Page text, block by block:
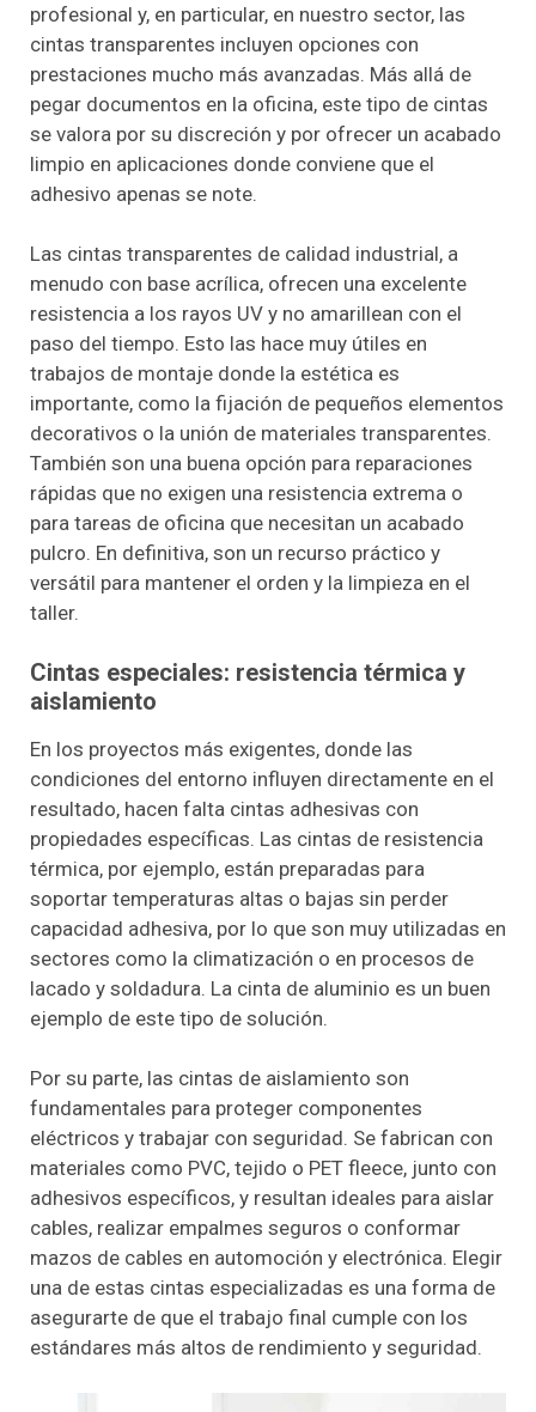
profesional y, en particular, en nuestro sector, las
cintas transparentes incluyen opciones con
prestaciones mucho más avanzadas. Más allá de
pegar documentos en la oficina, este tipo de cintas
se valora por su discreción y por ofrecer un acabado
limpio en aplicaciones donde conviene que el
adhesivo apenas se note.
Las cintas transparentes de calidad industrial, a
menudo con base acrílica, ofrecen una excelente
resistencia a los rayos UV y no amarillean con el
paso del tiempo. Esto las hace muy útiles en
trabajos de montaje donde la estética es
importante, como la fijación de pequeños elementos
decorativos o la unión de materiales transparentes.
También son una buena opción para reparaciones
rápidas que no exigen una resistencia extrema o
para tareas de oficina que necesitan un acabado
pulcro. En definitiva, son un recurso práctico y
versátil para mantener el orden y la limpieza en el
taller.
Cintas especiales: resistencia térmica y
aislamiento
En los proyectos más exigentes, donde las
condiciones del entorno influyen directamente en el
resultado, hacen falta cintas adhesivas con
propiedades específicas. Las cintas de resistencia
térmica, por ejemplo, están preparadas para
soportar temperaturas altas o bajas sin perder
capacidad adhesiva, por lo que son muy utilizadas en
sectores como la climatización o en procesos de
lacado y soldadura. La cinta de aluminio es un buen
ejemplo de este tipo de solución.
Por su parte, las cintas de aislamiento son
fundamentales para proteger componentes
eléctricos y trabajar con seguridad. Se fabrican con
materiales como PVC, tejido o PET fleece, junto con
adhesivos específicos, y resultan ideales para aislar
cables, realizar empalmes seguros o conformar
mazos de cables en automoción y electrónica. Elegir
una de estas cintas especializadas es una forma de
asegurarte de que el trabajo final cumple con los
estándares más altos de rendimiento y seguridad.